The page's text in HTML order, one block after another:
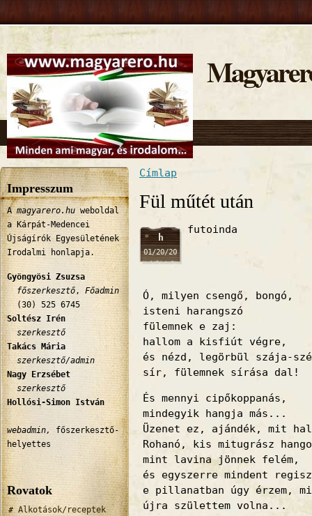
Impresszum
A magyarero.hu weboldal
a Kárpát-Medencei
Újságírók Egyesületének
Irodalmi honlapja.
Gyöngyösi Zsuzsa
főszerkesztő ,
Főadmin
(30) 525 6745
Soltész Irén
szerkesztő
Takács Mária
szerkesztő/admin
Nagy Erzsébet
szerkesztő
Hollósi-Simon István
webadmin,
főszerkesztő-
helyettes
Rovatok
Alkotások/receptek
Jelenlegi hely
Címlap
Fül műtét után
h
01/20/20
futoinda
Ó, milyen csengő, bongó,
isteni harangszó
fülemnek e zaj:
hallom a kisfiút végre,
és nézd, legörbül szája-
sír, fülemnek sírása dal!
És mennyi cipőkoppanás,
mindegyik hangja más...
Üzenet ez, ajándék, mit
Rohanó, kis mitugrász
mint lavina jönnek felém,
és egyszerre mindent
e pillanatban úgy érzem,
újra születtem volna...